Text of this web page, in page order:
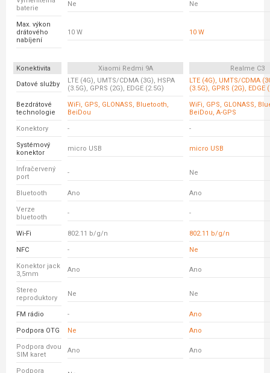
baterie
Ne Ne
Max. výkon
drátového
nabíjení
10 W 10 W
Konektivita Xiaomi Redmi 9A
Realme C3
Datové služby
LTE (4G), UMTS/CDMA (3G), HSPA
(3.5G), GPRS (2G), EDGE (2.5G)
LTE (4G), UMTS/CDMA
(3.5G), GPRS (2G), EDGE
Bezdrátové
technologie
WiFi, GPS, GLONASS, Bluetooth,
BeiDou
WiFi, GPS, GLONASS,
BeiDou, A-GPS
Konektory - -
Systémový
konektor
micro USB micro USB
Infračervený
port
- Ne
Bluetooth Ano Ano
Verze
bluetooth
- -
Wi-Fi 802.11 b/g/n 802.11 b/g/n
NFC - Ne
Konektor jack
3,5mm
Ano Ano
Stereo
reproduktory
Ne Ne
FM rádio - Ano
Podpora OTG Ne Ano
Podpora dvou
SIM karet
Ano Ano
Podpora